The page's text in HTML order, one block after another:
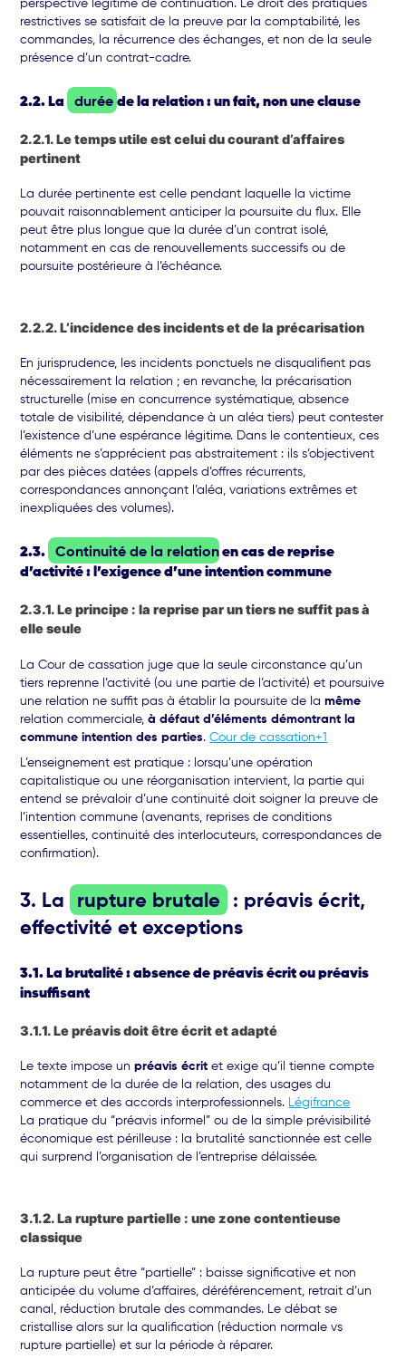
perspective légitime de continuation. Le droit des pratiques
restrictives se satisfait de la preuve par la comptabilité, les
commandes, la récurrence des échanges, et non de la seule
présence d’un contrat-cadre.
2.2. La duréede la relation : un fait, non une clause
2.2.1. Le temps utile est celui du courant d’affaires
pertinent
La durée pertinente est celle pendant laquelle la victime
pouvait raisonnablement anticiper la poursuite du flux. Elle
peut être plus longue que la durée d’un contrat isolé,
notamment en cas de renouvellements successifs ou de
poursuite postérieure à l’échéance.
2.2.2. L’incidence des incidents et de la précarisation
En jurisprudence, les incidents ponctuels ne disqualifient pas
nécessairement la relation ; en revanche, la précarisation
structurelle (mise en concurrence systématique, absence
totale de visibilité, dépendance à un aléa tiers) peut contester
l’existence d’une espérance légitime. Dans le contentieux, ces
éléments ne s’apprécient pas abstraitement : ils s’objectivent
par des pièces datées (appels d’offres récurrents,
correspondances annonçant l’aléa, variations extrêmes et
inexpliquées des volumes).
2.3. Continuité de la relationen cas de reprise
d’activité : l’exigence d’une intention commune
2.3.1. Le principe : la reprise par un tiers ne suffit pas à
elle seule
La Cour de cassation juge que la seule circonstance qu’un
tiers reprenne l’activité (ou une partie de l’activité) et poursuive
une relation ne suffit pas à établir la poursuite de lamême
relation commerciale,à défaut d’éléments démontrant la
commune intention des parties.Cour de cassation+1
L’enseignement est pratique : lorsqu’une opération
capitalistique ou une réorganisation intervient, la partie qui
entend se prévaloir d’une continuité doit soigner la preuve de
l’intention commune (avenants, reprises de conditions
essentielles, continuité des interlocuteurs, correspondances de
confirmation).
3. La rupture brutale
: préavis écrit,
effectivité et exceptions
3.1. La brutalité : absence de préavis écrit ou préavis
insuffisant
3.1.1. Le préavis doit être écrit et adapté
Le texte impose unpréavis écrit et exige qu’il tienne compte
notamment de la durée de la relation, des usages du
commerce et des accords interprofessionnels. Légifrance
La pratique du “préavis informel” ou de la simple prévisibilité
économique est périlleuse : la brutalité sanctionnée est celle
qui surprend l’organisation de l’entreprise délaissée.
3.1.2. La rupture partielle : une zone contentieuse
classique
La rupture peut être “partielle” : baisse significative et non
anticipée du volume d’affaires, déréférencement, retrait d’un
canal, réduction brutale des commandes. Le débat se
cristallise alors sur la qualification (réduction normale vs
rupture partielle) et sur la période à réparer.